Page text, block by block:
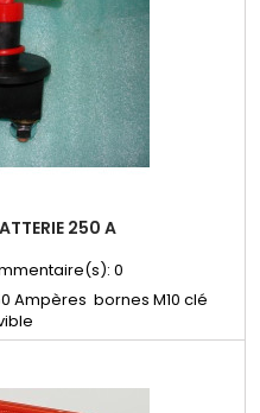
250 A
0
Ampères bornes M10 clé